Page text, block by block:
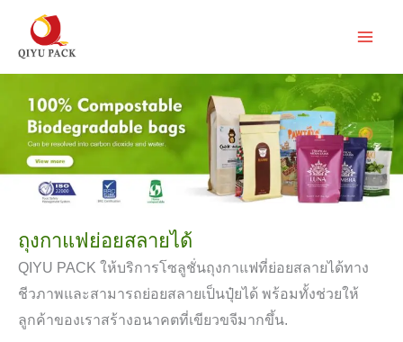
ถุงกาแฟย่อยสลายได้
QIYU PACK ให้บริการโซลูชั่นถุงกาแฟที่ย่อยสลายได้ทาง
ชีวภาพและสามารถย่อยสลายเป็นปุ๋ยได้ พร้อมทั้งช่วยให้
ลูกค้าของเราสร้างอนาคตที่เขียวขจีมากขึ้น.